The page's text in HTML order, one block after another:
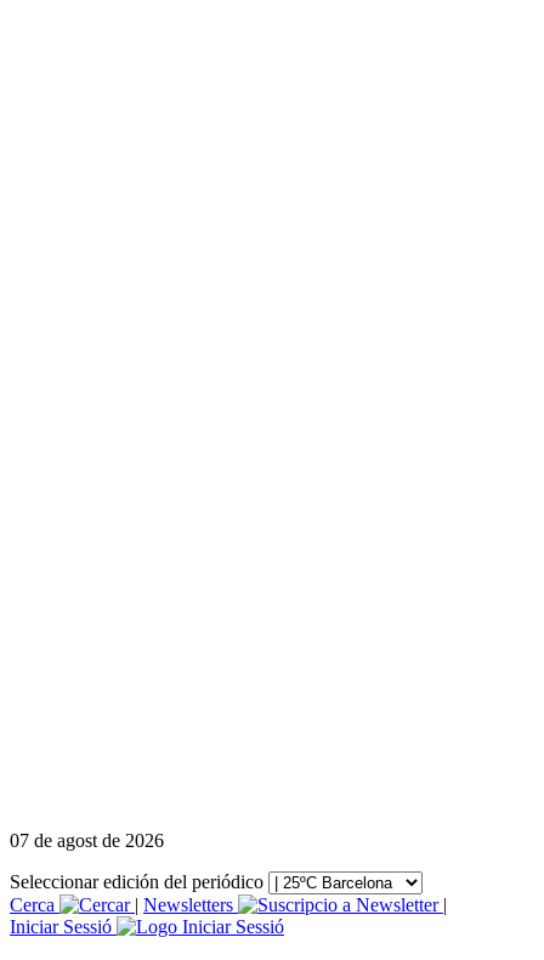
07 de agost de 2026
Seleccionar edición del periódico
Cerca
| Newsletters
|
Iniciar Sessió